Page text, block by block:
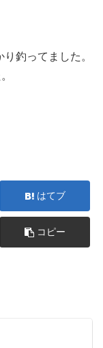
釣ってました。
はてブ
コピー